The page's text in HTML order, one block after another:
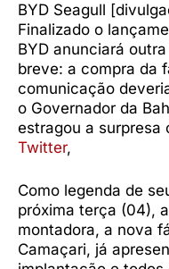
BYD Seagull
Finalizado o
BYD anunciará
breve: a compra da
comunicação
o Governador da
estragou a surpresa
Twitter,
Como legenda de
próxima terça (04),
montadora, a nova
Camaçari, já